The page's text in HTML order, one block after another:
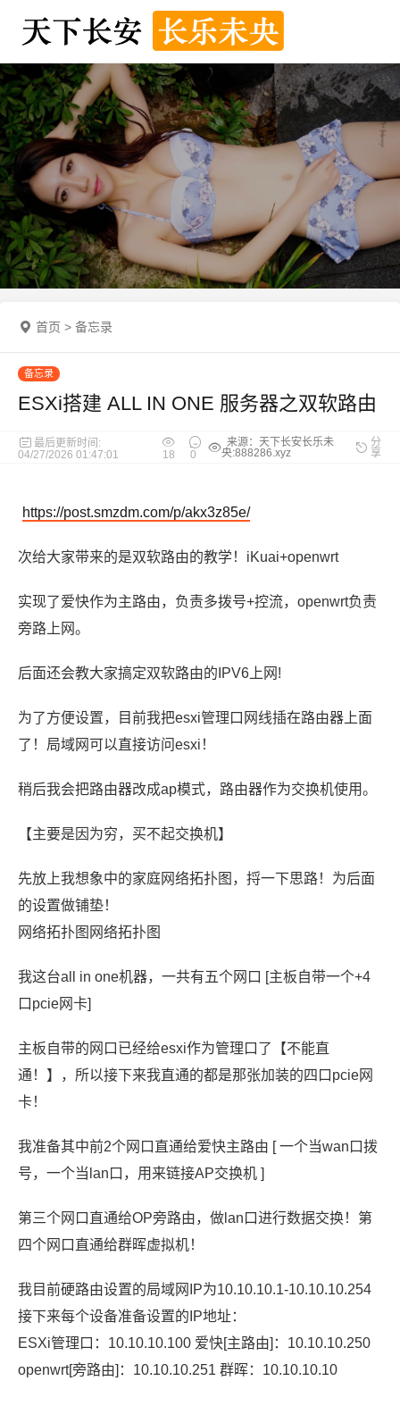
首页 > 备忘录
备忘录
ESXi搭建 ALL IN ONE 服务器之双软路由
最后更新时间:
04/27/2026 01:47:01
18 0
来源：天下长安长乐未
央:888286.xyz
分
享
https://post.smzdm.com/p/akx3z85e/
次给大家带来的是双软路由的教学！iKuai+openwrt
实现了爱快作为主路由，负责多拨号+控流，openwrt负责
旁路上网。
后面还会教大家搞定双软路由的IPV6上网!
为了方便设置，目前我把esxi管理口网线插在路由器上面
了！局域网可以直接访问esxi！
稍后我会把路由器改成ap模式，路由器作为交换机使用。
【主要是因为穷，买不起交换机】
先放上我想象中的家庭网络拓扑图，捋一下思路！为后面
的设置做铺垫！
网络拓扑图网络拓扑图
我这台all in one机器，一共有五个网口 [主板自带一个+4
口pcie网卡]
主板自带的网口已经给esxi作为管理口了【不能直
通！】，所以接下来我直通的都是那张加装的四口pcie网
卡！
我准备其中前2个网口直通给爱快主路由 [ 一个当wan口拨
号，一个当lan口，用来链接AP交换机 ]
第三个网口直通给OP旁路由，做lan口进行数据交换！第
四个网口直通给群晖虚拟机！
我目前硬路由设置的局域网IP为10.10.10.1-10.10.10.254
接下来每个设备准备设置的IP地址：
ESXi管理口：10.10.10.100 爱快[主路由]：10.10.10.250
openwrt[旁路由]：10.10.10.251 群晖：10.10.10.10